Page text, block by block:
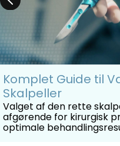
Komplet Guide til
Skalpeller
Valget af den rette
afgørende for kirurgisk
optimale